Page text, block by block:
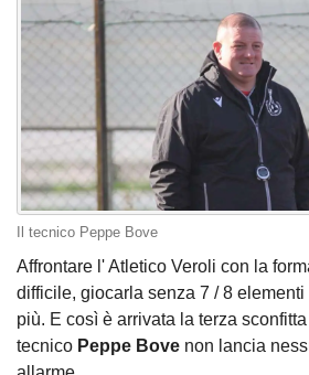
Il tecnico Peppe Bove
Affrontare l' Atletico Veroli con la
difficile, giocarla senza 7 / 8
più. E così è arrivata la terza
tecnico Peppe Bove non lancia